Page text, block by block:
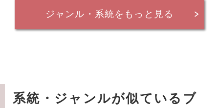
ジャンル・系統をもっと見る
系統・ジャンルが似ているブ